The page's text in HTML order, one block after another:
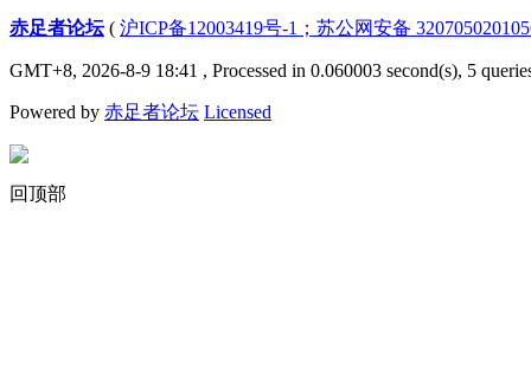
赤足者论坛( 沪ICP备12003419号-1；苏公网安备
GMT+8, 2026-8-9 18:41 , Processed in 0.060003 second(s), 5
Powered by 赤足者论坛 Licensed
回顶部